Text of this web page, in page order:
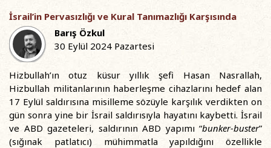
İsrail’in Pervasızlığı ve Kural Tanımazlığı Karşısında
Barış Özkul
30 Eylül 2024 Pazartesi
Hizbullah’ın otuz küsur yıllık şefi Hasan Nasrallah,
Hizbullah militanlarının haberleşme cihazlarını hedef alan
17 Eylül saldırısına misilleme sözüyle karşılık verdikten on
gün sonra yine bir İsrail saldırısıyla hayatını kaybetti. İsrail
ve ABD gazeteleri, saldırının ABD yapımı “bunker-buster”
(sığınak patlatıcı) mühimmatla yapıldığını özellikle